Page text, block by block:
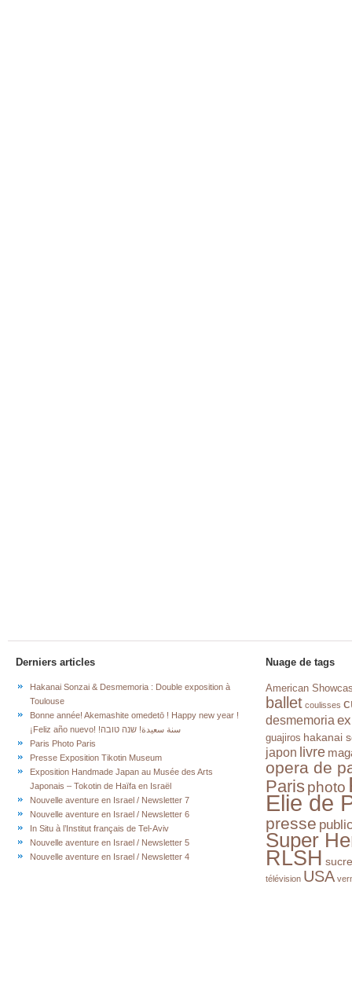
Derniers articles
Hakanai Sonzai & Desmemoria : Double exposition à
Toulouse
Bonne année! Akemashite omedetō ! Happy new year !
¡Feliz año nuevo! !سنة سعيدة! שנה טובה
Paris Photo Paris
Presse Exposition Tikotin Museum
Exposition Handmade Japan au Musée des Arts
Japonais – Tokotin de Haïfa en Israël
Nouvelle aventure en Israel / Newsletter 7
Nouvelle aventure en Israel / Newsletter 6
In Situ à l’Institut français de Tel-Aviv
Nouvelle aventure en Israel / Newsletter 5
Nouvelle aventure en Israel / Newsletter 4
Nuage de tags
American
ballet coulisses
desmemoria
guajiros hakanai
japon livre
opera de
Paris photo
Elie de
presse
Super
RLSH sucre
télévision USA